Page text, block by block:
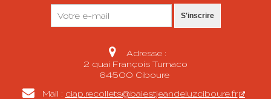
S'inscrire

Adresse :
2 quai François Turnaco
64500 Ciboure
 Mail : ciap.recollets@baiestjeandeluzciboure.fr